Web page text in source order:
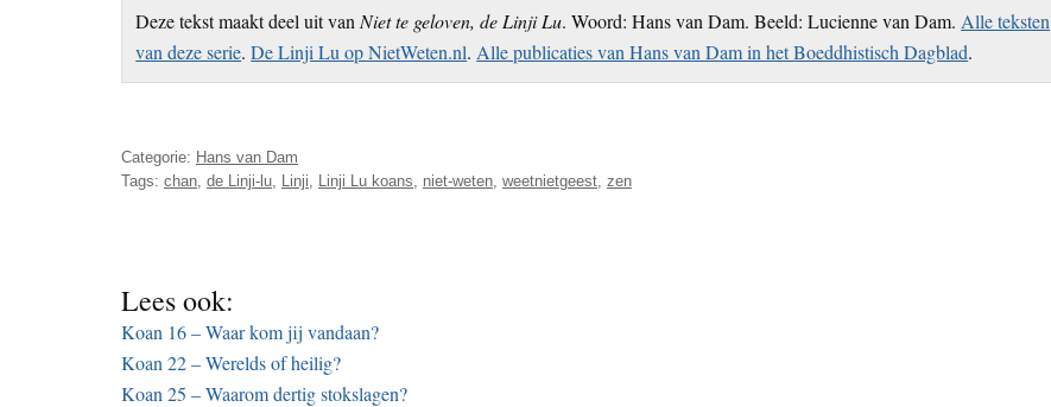
Deze tekst maakt deel uit vanNiet te geloven, de Linji Lu. Woord: Hans van Dam. Beeld: Lucienne van Dam.Alle teksten
van deze serie.De Linji Lu op NietWeten.nl.Alle publicaties van Hans van Dam in het Boeddhistisch Dagblad.
Categorie: Hans van Dam
Tags: chan de Linji-lu Linji Linji Lu koans niet-weten weetnietgeest zen
Lees ook:
Koan 16 – Waar kom jij vandaan?
Koan 22 – Werelds of heilig?
Koan 25 – Waarom dertig stokslagen?